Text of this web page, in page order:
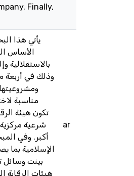
Finally,
يأتي هذا
الأساس
بالاستقلالية
وذلك في أربعة
مناسبة
تكون هيئة
شرعية
أكبر. وفي
الإسلامية بما
بينت وسائل
هيئات الرقابة
ar